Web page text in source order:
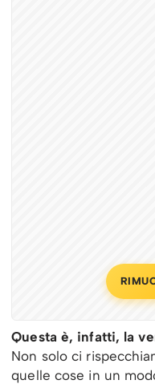
Questa è, infatti, la
Non solo ci
quelle cose in un